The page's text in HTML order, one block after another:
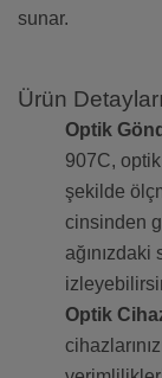
sunar.
Ürün
Optik
907C,
şekilde
cinsinden
Optik